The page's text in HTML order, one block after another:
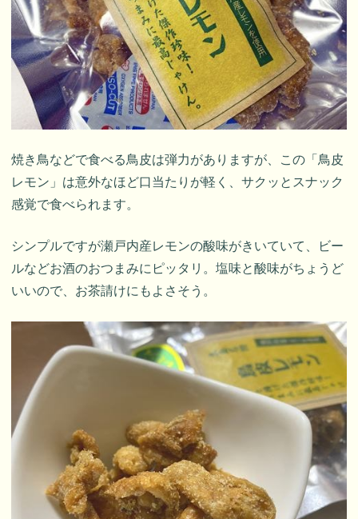
焼き鳥などで食べる鳥皮は弾力がありますが、この「鳥皮
レモン」は意外なほど口当たりが軽く、サクッとスナック
感覚で食べられます。
シンプルですが瀬戸内産レモンの酸味がきいていて、ビー
ルなどお酒のおつまみにピッタリ。塩味と酸味がちょうど
いいので、お茶請けにもよさそう。